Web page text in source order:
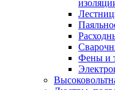
Фены и